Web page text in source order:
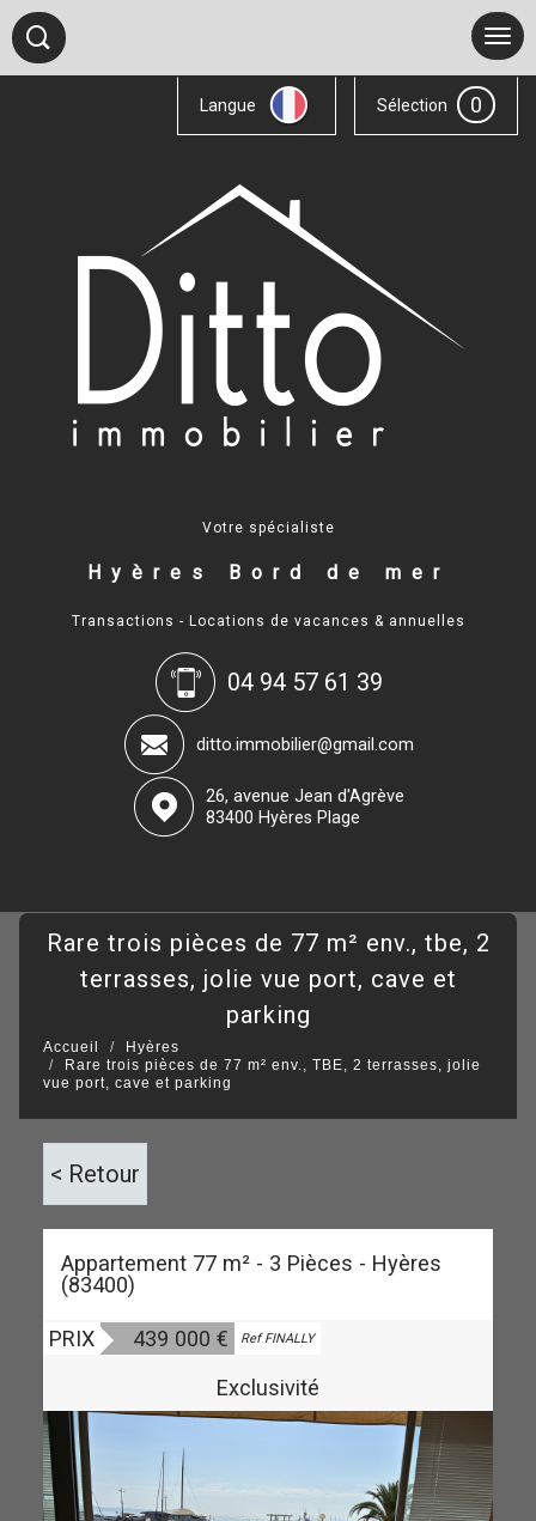
Langue Sélection 0
Votre spécialiste
Hyères Bord de mer
Transactions - Locations de vacances & annuelles
04 94 57 61 39
ditto.immobilier@gmail.com
26, avenue Jean d'Agrève
83400 Hyères Plage
rare trois pièces de 77 m² env., tbe, 2
terrasses, jolie vue port, cave et
parking
Accueil
Hyères
Rare trois pièces de 77 m² env., TBE, 2 terrasses, jolie
vue port, cave et parking
< Retour
Appartement 77 m² - 3 Pièces - Hyères
(83400)
PRIX 439 000 € Ref FINALLY
Vendu
Exclusivité